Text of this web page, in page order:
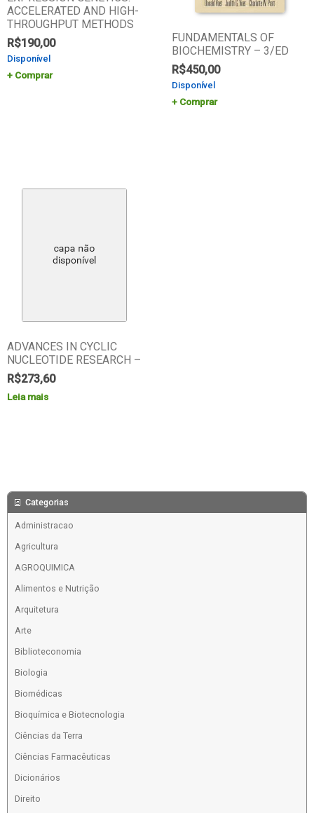
ACCELERATED AND HIGH-
THROUGHPUT METHODS
R$190,00
Disponível
Comprar
FUNDAMENTALS OF
BIOCHEMISTRY – 3/ED
R$450,00
Disponível
Comprar
ADVANCES IN CYCLIC
NUCLEOTIDE RESEARCH –
R$273,60
Leia mais
Categorias
Administracao
Agricultura
AGROQUIMICA
Alimentos e Nutrição
Arquitetura
Arte
Biblioteconomia
Biologia
Biomédicas
Bioquímica e Biotecnologia
Ciências da Terra
Ciências Farmacêuticas
Dicionários
Direito